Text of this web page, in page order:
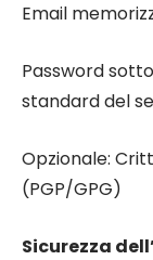
Email
Password
standard del
Opzionale:
(PGP/GPG)
Sicurezza